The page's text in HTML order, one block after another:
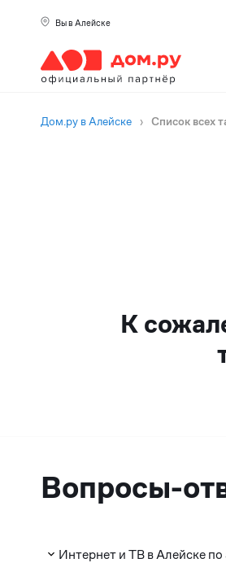
Вы в Алейске
Дом.ру в Алейске › Список всех
К
Вопросы-
Интернет и ТВ в Алейске